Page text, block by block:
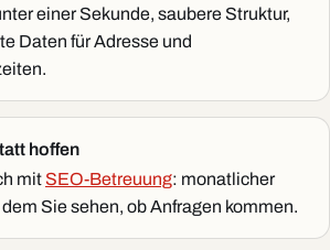
einer Sekunde, saubere Struktur,
Daten für Adresse und
hoffen
mit SEO-Betreuung: monatlicher
Sie sehen, ob Anfragen kommen.